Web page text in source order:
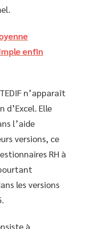
enfin
n’apparaît
d’Excel. Elle
l’aide
versions, ce
RH à
les versions
à